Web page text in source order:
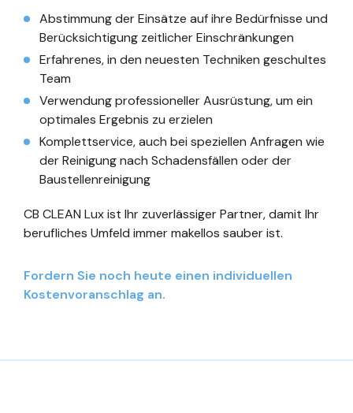
Abstimmung der Einsätze auf ihre Bedürfnisse und
Berücksichtigung zeitlicher Einschränkungen
Erfahrenes, in den neuesten Techniken geschultes
Team
Verwendung professioneller Ausrüstung, um ein
optimales Ergebnis zu erzielen
Komplettservice, auch bei speziellen Anfragen wie
der Reinigung nach Schadensfällen oder der
Baustellenreinigung
CB CLEAN Lux ist Ihr zuverlässiger Partner, damit Ihr
berufliches Umfeld immer makellos sauber ist.
Fordern Sie noch heute einen individuellen
Kostenvoranschlag an.